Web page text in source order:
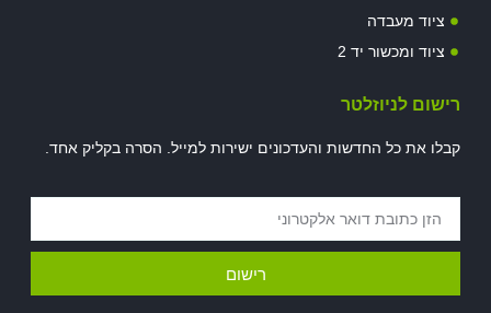
ציוד מעבדה
ציוד ומכשור יד 2
רישום לניוזלטר
קבלו את כל החדשות והעדכונים ישירות למייל. הסרה בקליק אחד.
רישום